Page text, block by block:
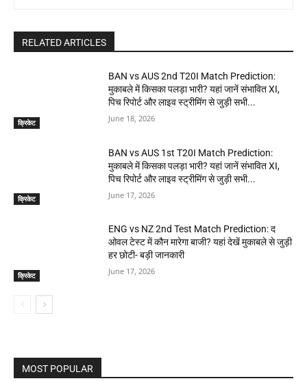
RELATED ARTICLES
क्रिकेट
BAN vs AUS 2nd T20I Match Prediction:
मुकाबले में किसका पलड़ा भारी? यहां जानें संभावित XI,
पिच रिपोर्ट और लाइव स्ट्रीमिंग से जुड़ी सभी...
June 18, 2026
क्रिकेट
BAN vs AUS 1st T20I Match Prediction:
मुकाबले में किसका पलड़ा भारी? यहां जानें संभावित XI,
पिच रिपोर्ट और लाइव स्ट्रीमिंग से जुड़ी सभी...
June 17, 2026
क्रिकेट
ENG vs NZ 2nd Test Match Prediction: द
ओवल टेस्ट में कौन मारेगा बाजी? यहां देखें मुकाबले से जुड़ी
हर छोटी- बड़ी जानकारी
June 17, 2026
MOST POPULAR